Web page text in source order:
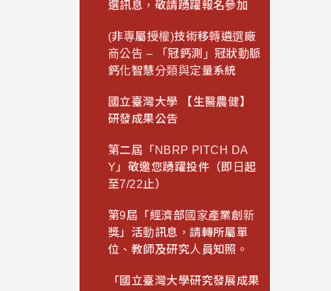
選訊息，敬請踴躍報名參加
(非專屬授權)技術移轉遴選廠
商公告 – 「冠鈣測」冠狀動脈
鈣化智慧分類與定量系統
國立臺灣大學 【生醫農健】
研發成果公告
第二屆「NBRP PITCH DA
Y」敬邀您踴躍投件（即日起
至7/22止）
第9屆「經濟部國家產業創新
獎」活動訊息，請轉所屬單
位、教師及研究人員知照。
「國立臺灣大學研究發展成果